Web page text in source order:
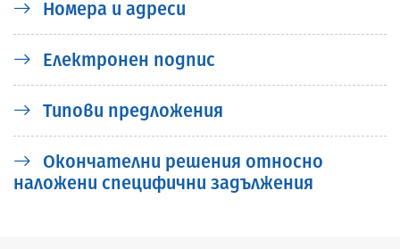
Номера и адреси
Електронен подпис
Типови предложения
Окончателни решения относно
наложени специфични задължения